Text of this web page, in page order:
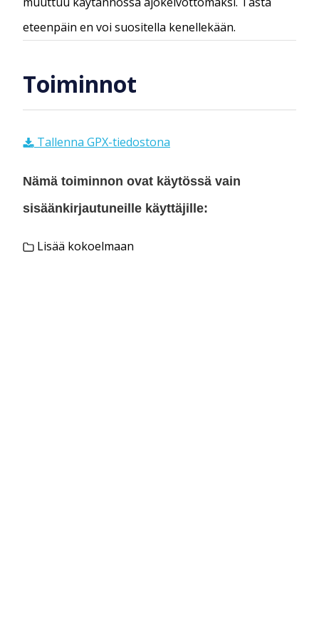
eteenpäin en voi suositella kenellekään.
Toiminnot
Tallenna GPX-tiedostona
Nämä toiminnon ovat käytössä vain
sisäänkirjautuneille käyttäjille:
Lisää kokoelmaan